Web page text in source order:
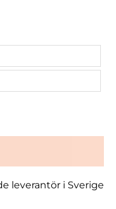
leverantör i Sverige